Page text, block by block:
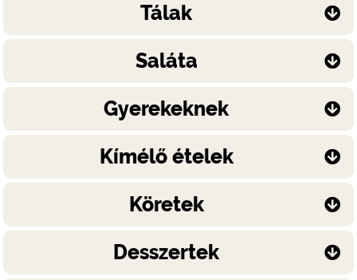
Tálak
Saláta
Gyerekeknek
Kímélő ételek
Köretek
Desszertek